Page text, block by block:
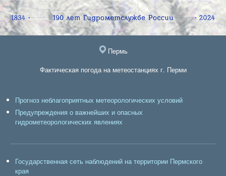
Пермь
Фактическая погода на метеостанциях г. Перми
Прогноз неблагоприятных метеорологических условий
Предупреждения о важнейших и опасных
гидрометеорологических явлениях
Государственная сеть наблюдений на территории Пермского
края